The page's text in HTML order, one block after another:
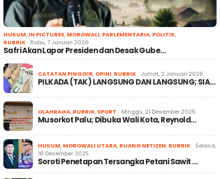
HUKUM, IN PICTURES, MOROWALI, PARLEMENTARIA, POLITIK,
RUBRIK
Rabu, 7 Januari 2026
Safri Akan Lapor Presiden dan Desak Gube…
CATATAN PINGGIR, OPINI, RUBRIK Jumat, 2 Januari 2026
PILKADA (TAK) LANGSUNG DAN LANGSUNG; SIA…
OLAHRAGA, RUBRIK, SPORT Minggu, 21 Desember 2025
Musorkot Palu; Dibuka Wali Kota, Reynold…
HUKUM, MOROWALI UTARA, RUANG NETIZEN, RUBRIK
Selasa,
16 Desember 2025
Soroti Penetapan Tersangka Petani Sawit …